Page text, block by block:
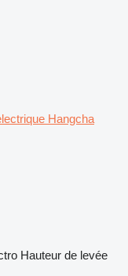
Hangcha
Hauteur de levée